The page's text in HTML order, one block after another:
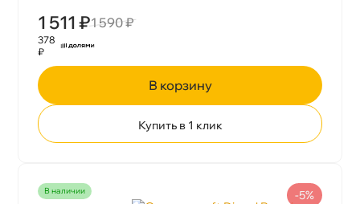
1 511 ₽1 590 ₽
378
₽
корзину
Купить в 1 клик
наличии -5%